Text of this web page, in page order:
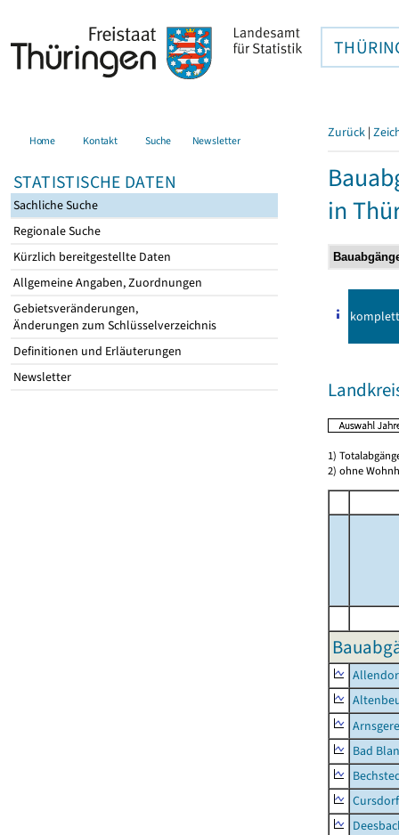
Home Kontakt Suche Newsletter
STATISTISCHE DATEN
Sachliche Suche
Regionale Suche
Kürzlich bereitgestellte Daten
Allgemeine Angaben, Zuordnungen
Gebietsveränderungen,
Änderungen zum Schlüsselverzeichnis
Definitionen und Erläuterungen
Newsletter
Zurück |
in
komplett
1)
2) ohne
Bad
Cursdorf